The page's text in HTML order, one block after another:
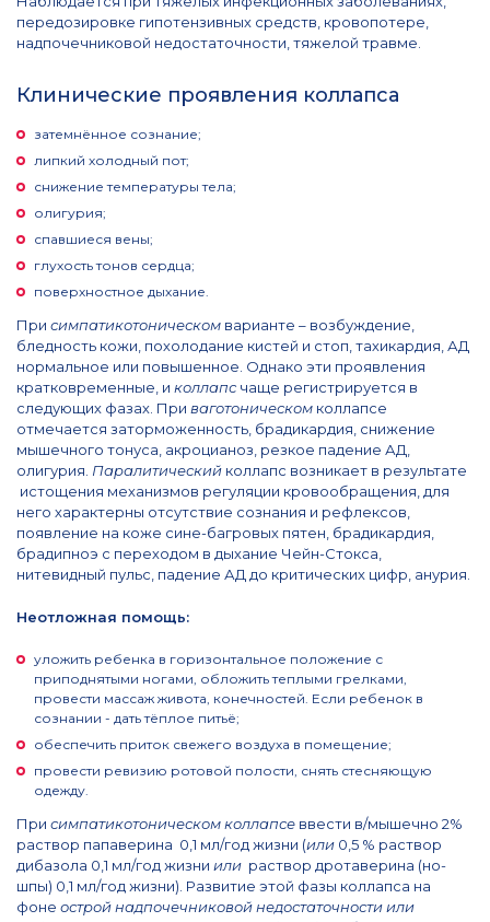
передозировке гипотензивных средств, кровопотере,
надпочечниковой недостаточности, тяжелой травме.
Клинические проявления коллапса
затемнённое сознание;
липкий холодный пот;
снижение температуры тела;
олигурия;
спавшиеся вены;
глухость тонов сердца;
поверхностное дыхание.
При симпатикотоническом варианте – возбуждение,
бледность кожи, похолодание кистей и стоп, тахикардия, АД
нормальное или повышенное. Однако эти проявления
кратковременные, и коллапс чаще регистрируется в
следующих фазах. При ваготоническом коллапсе
отмечается заторможенность, брадикардия, снижение
мышечного тонуса, акроцианоз, резкое падение АД,
олигурия. Паралитический коллапс возникает в результате
истощения механизмов регуляции кровообращения, для
него характерны отсутствие сознания и рефлексов,
появление на коже сине-багровых пятен, брадикардия,
брадипноэ с переходом в дыхание Чейн-Стокса,
нитевидный пульс, падение АД до критических цифр, анурия.
Неотложная помощь:
уложить ребенка в горизонтальное положение с
приподнятыми ногами, обложить теплыми грелками,
провести массаж живота, конечностей. Если ребенок в
сознании - дать тёплое питьё;
обеспечить приток свежего воздуха в помещение;
провести ревизию ротовой полости, снять стесняющую
одежду.
При симпатикотоническом коллапсе ввести в/мышечно 2%
раствор папаверина 0,1 мл/год жизни (или 0,5 % раствор
дибазола 0,1 мл/год жизни или раствор дротаверина (но-
шпы) 0,1 мл/год жизни). Развитие этой фазы коллапса на
фоне острой надпочечниковой недостаточности или